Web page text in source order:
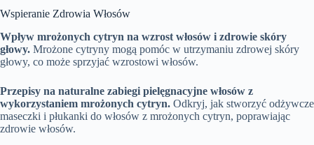
Wspieranie Zdrowia Włosów
Wpływ mrożonych cytryn na wzrost włosów i zdrowie skóry
głowy. Mrożone cytryny mogą pomóc w utrzymaniu zdrowej skóry
głowy, co może sprzyjać wzrostowi włosów.
Przepisy na naturalne zabiegi pielęgnacyjne włosów z
wykorzystaniem mrożonych cytryn. Odkryj, jak stworzyć odżywcze
maseczki i płukanki do włosów z mrożonych cytryn, poprawiając
zdrowie włosów.